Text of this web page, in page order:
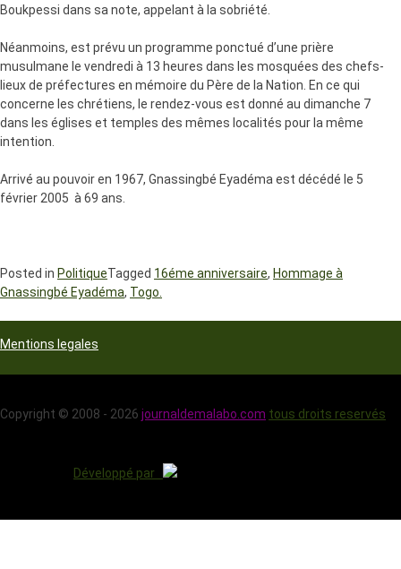
Boukpessi dans sa note, appelant à la sobriété.
Néanmoins, est prévu un programme ponctué d’une prière
musulmane le vendredi à 13 heures dans les mosquées des chefs-
lieux de préfectures en mémoire du Père de la Nation. En ce qui
concerne les chrétiens, le rendez-vous est donné au dimanche 7
dans les églises et temples des mêmes localités pour la même
intention.
Arrivé au pouvoir en 1967, Gnassingbé Eyadéma est décédé le 5
février 2005 à 69 ans.
Posted in PolitiqueTagged 16éme anniversaire, Hommage à
Gnassingbé Eyadéma, Togo.
Mentions legales
Copyright © 2008 - 2026 journaldemalabo.com tous droits reservés
Développé par